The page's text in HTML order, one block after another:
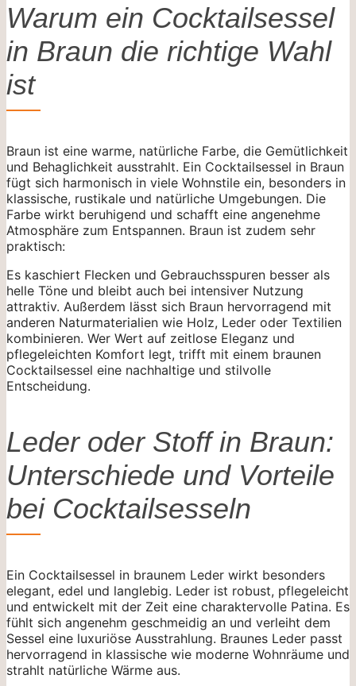
Warum ein Cocktailsessel
in Braun die richtige Wahl
ist
Braun ist eine warme, natürliche Farbe, die Gemütlichkeit
und Behaglichkeit ausstrahlt. Ein Cocktailsessel in Braun
fügt sich harmonisch in viele Wohnstile ein, besonders in
klassische, rustikale und natürliche Umgebungen. Die
Farbe wirkt beruhigend und schafft eine angenehme
Atmosphäre zum Entspannen. Braun ist zudem sehr
praktisch:
Es kaschiert Flecken und Gebrauchsspuren besser als
helle Töne und bleibt auch bei intensiver Nutzung
attraktiv. Außerdem lässt sich Braun hervorragend mit
anderen Naturmaterialien wie Holz, Leder oder Textilien
kombinieren. Wer Wert auf zeitlose Eleganz und
pflegeleichten Komfort legt, trifft mit einem braunen
Cocktailsessel eine nachhaltige und stilvolle
Entscheidung.
Leder oder Stoff in Braun:
Unterschiede und Vorteile
bei Cocktailsesseln
Ein Cocktailsessel in braunem Leder wirkt besonders
elegant, edel und langlebig. Leder ist robust, pflegeleicht
und entwickelt mit der Zeit eine charaktervolle Patina. Es
fühlt sich angenehm geschmeidig an und verleiht dem
Sessel eine luxuriöse Ausstrahlung. Braunes Leder passt
hervorragend in klassische wie moderne Wohnräume und
strahlt natürliche Wärme aus.